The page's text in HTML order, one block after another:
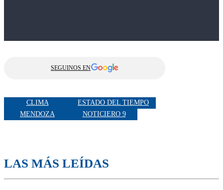
SEGUINOS EN
CLIMA
ESTADO DEL TIEMPO
MENDOZA
NOTICIERO 9
LAS MÁS LEÍDAS